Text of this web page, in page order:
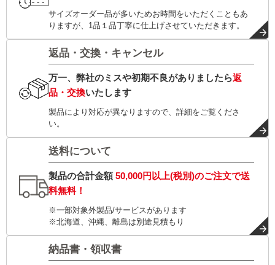
サイズオーダー品が多いためお時間をいただくこともあ
りますが、1品１品丁寧に仕上げさせていただきます。
返品・交換・キャンセル
万一、弊社のミスや初期不良がありましたら返
品・交換いたします
製品により対応が異なりますので、詳細をご覧くださ
い。
送料について
製品の合計金額50,000円以上(税別)のご注文で送
料無料！
※一部対象外製品/サービスがあります
※北海道、沖縄、離島は別途見積もり
納品書・領収書